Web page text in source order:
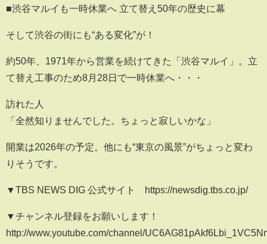
■渋谷マルイも一時休業へ 立て替え50年の歴史に幕
そして渋谷の街にも“ある変化”が！
約50年、1971年から営業を続けてきた「渋谷マルイ」。立
て替え工事のため8月28日で一時休業へ・・・
訪れた人
「全然知りませんでした。ちょっと寂しいかな」
開業は2026年の予定。他にも“東京の風景”がちょっと変わ
りそうです。
▼TBS NEWS DIG 公式サイト https://newsdig.tbs.co.jp/
▼チャンネル登録をお願いします！
http://www.youtube.com/channel/